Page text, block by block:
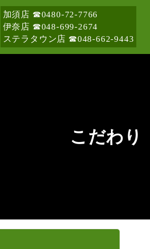
加須店 ☎︎0480-72-7766
伊奈店 ☎︎048-699-2674
ステラタウン店 ☎︎048-662-9443
こだわり